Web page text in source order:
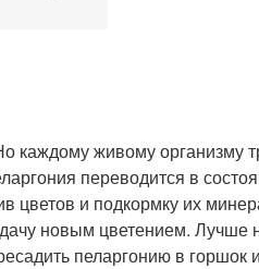
каждому живому организму
переводится в
цветов и подкормку их
новым цветением. Лучше
пеларгонию в горшок